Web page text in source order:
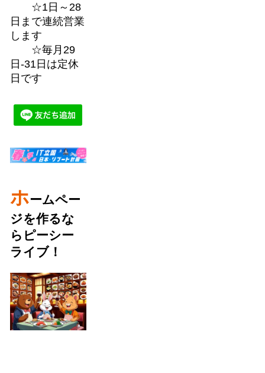
☆1日～28
日まで連続営業
します
☆毎月29
日-31日は定休
日です
ホームペー
ジを作るな
らピーシー
ライブ！